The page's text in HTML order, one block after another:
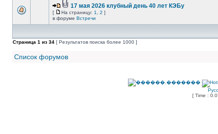
17 мая 2026 клубный день 40 лет КЭБу
[ На страницу: 1 2 ]
в форуме Встречи
Страница 1 из 34 [ Результатов поиска более 1000 ]
Список форумов
[ Time :